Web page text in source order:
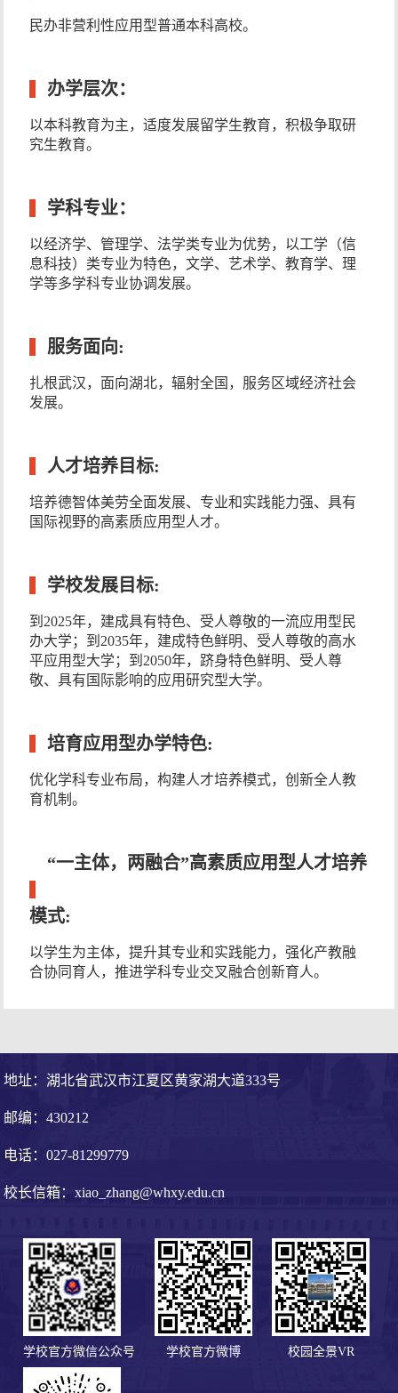
民办非营利性应用型普通本科高校。
办学层次：
以本科教育为主，适度发展留学生教育，积极争取研
究生教育。
学科专业：
以经济学、管理学、法学类专业为优势，以工学（信
息科技）类专业为特色，文学、艺术学、教育学、理
学等多学科专业协调发展。
服务面向:
扎根武汉，面向湖北，辐射全国，服务区域经济社会
发展。
人才培养目标:
培养德智体美劳全面发展、专业和实践能力强、具有
国际视野的高素质应用型人才。
学校发展目标:
到2025年，建成具有特色、受人尊敬的一流应用型民
办大学；到2035年，建成特色鲜明、受人尊敬的高水
平应用型大学；到2050年，跻身特色鲜明、受人尊
敬、具有国际影响的应用研究型大学。
培育应用型办学特色:
优化学科专业布局，构建人才培养模式，创新全人教
育机制。
“一主体，两融合”高素质应用型人才培养
模式:
以学生为主体，提升其专业和实践能力，强化产教融
合协同育人，推进学科专业交叉融合创新育人。
地址：湖北省武汉市江夏区黄家湖大道333号
邮编：430212
电话：027-81299779
校长信箱：xiao_zhang@whxy.edu.cn
学校官方微信公众号 学校官方微博 校园全景VR